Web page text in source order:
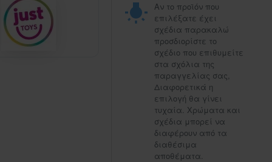
Αν το προϊόν που
επιλέξατε έχει
σχέδια παρακαλώ
προσδιορίστε το
σχέδιο που επιθυμείτε
στα σχόλια της
παραγγελίας σας,
Διαφορετικά η
επιλογή θα γίνει
τυχαία. Χρώματα και
σχέδια μπορεί να
διαφέρουν από τα
διαθέσιμα
αποθέματα.